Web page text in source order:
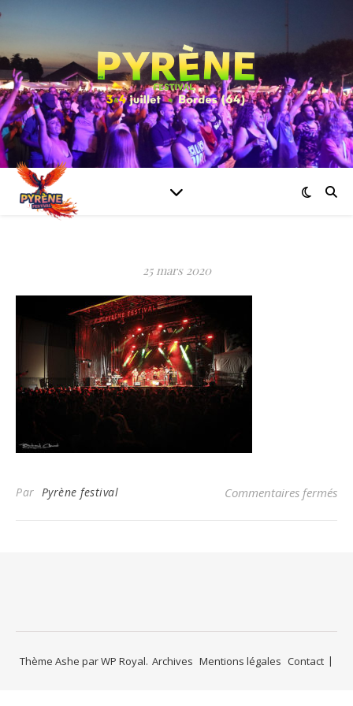
25 mars 2020
Par Pyrène festival Commentaires fermés
Archives Mentions légales Contact
Thème Ashe parWP Royal.